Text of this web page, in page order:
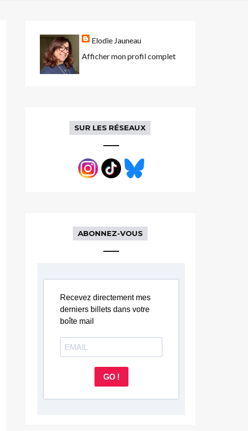
Elodie Jauneau
Afficher mon profil complet
SUR LES RÉSEAUX
ABONNEZ-VOUS
Recevez directement mes
derniers billets dans votre
boîte mail
GO !